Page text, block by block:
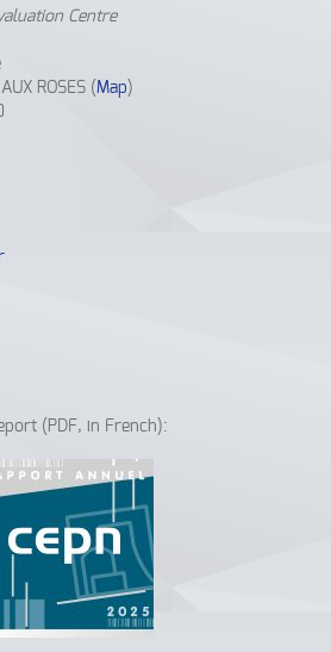
Centre
ROSES (Map )
(PDF, in French):